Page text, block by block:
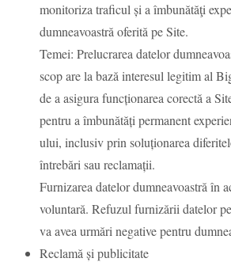
monitoriza traficul și a îmbunătăţi
dumneavoastră oferită pe Site.
Temei: Prelucrarea datelor
scop are la bază interesul legitim al
de a asigura funcționarea corectă a
pentru a îmbunătăți permanent
ului, inclusiv prin soluționarea
întrebări sau reclamații.
Furnizarea datelor dumneavoastră în
voluntară. Refuzul furnizării datelor
va avea urmări negative pentru
Reclamă și publicitate